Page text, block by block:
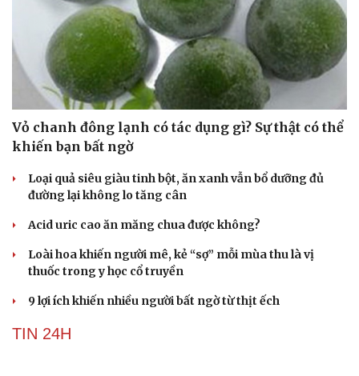
Vỏ chanh đông lạnh có tác dụng gì? Sự thật có thể
khiến bạn bất ngờ
Loại quả siêu giàu tinh bột, ăn xanh vẫn bổ dưỡng đủ
đường lại không lo tăng cân
Acid uric cao ăn măng chua được không?
Loài hoa khiến người mê, kẻ “sợ” mỗi mùa thu là vị
thuốc trong y học cổ truyền
9 lợi ích khiến nhiều người bất ngờ từ thịt ếch
TIN 24H